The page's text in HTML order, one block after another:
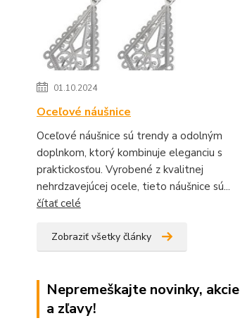
01.10.2024
Oceľové náušnice
Oceľové náušnice sú trendy a odolným
doplnkom, ktorý kombinuje eleganciu s
praktickosťou. Vyrobené z kvalitnej
nehrdzavejúcej ocele, tieto náušnice sú...
čítať celé
Zobraziť všetky články
Nepremeškajte novinky, akcie
a zľavy!